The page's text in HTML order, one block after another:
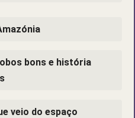
bons e história
veio do espaço